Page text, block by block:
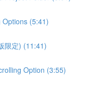
Options (5:41)
限定) (11:41)
Option (3:55)